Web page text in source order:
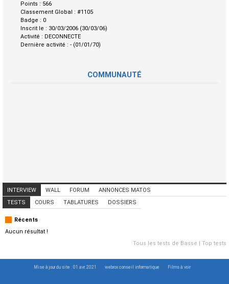
Points : 566
Classement Global : #1105
Badge : 0
Inscrit le : 30/03/2006 (30/03/06)
Activité : DECONNECTE
Dernière activité : - (01/01/70)
COMMUNAUTÉ
INTERVIEW WALL FORUM
ANNONCES MATOS
ANNONCES MUSICIENS
CONCERTS
TESTS COURS TABLATURES DOSSIERS
Récents
Aucun résultat !
Tous les tests de Basse
Top tests
Mise à jour du site : 01 avr. 2021 webrox conseil informatique Films à voir